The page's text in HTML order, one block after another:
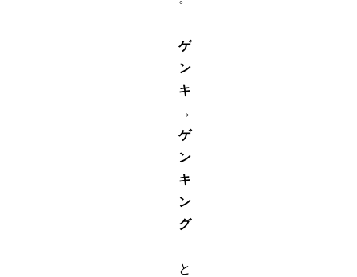
ゲ
ン
キ
→
ゲ
ン
キ
ン
グ
と